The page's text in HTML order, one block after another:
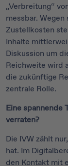
„Verbreitung“
messbar.
Zustellkosten
Inhalte
Diskussion um
Reichweite wird
die zukünftige
zentrale Rolle.
Eine spannende
verraten?
Die IVW zählt
hat. Im
den Kontakt mit